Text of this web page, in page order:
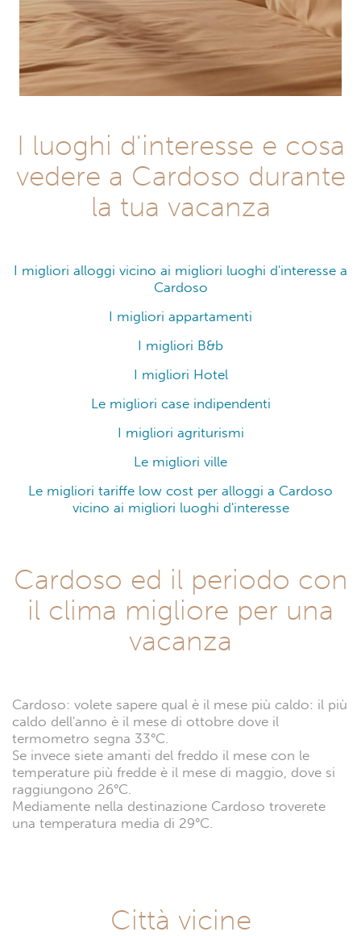
I luoghi d'interesse e cosa
vedere a Cardoso durante
la tua vacanza
I migliori alloggi vicino ai migliori luoghi d'interesse a
Cardoso
I migliori appartamenti
I migliori B&b
I migliori Hotel
Le migliori case indipendenti
I migliori agriturismi
Le migliori ville
Le migliori tariffe low cost per alloggi a Cardoso
vicino ai migliori luoghi d'interesse
Cardoso ed il periodo con
il clima migliore per una
vacanza
Cardoso: volete sapere qual è il mese più caldo: il più
caldo dell'anno è il mese di ottobre dove il
termometro segna 33°C.
Se invece siete amanti del freddo il mese con le
temperature più fredde è il mese di maggio, dove si
raggiungono 26°C.
Mediamente nella destinazione Cardoso troverete
una temperatura media di 29°C.
Città vicine